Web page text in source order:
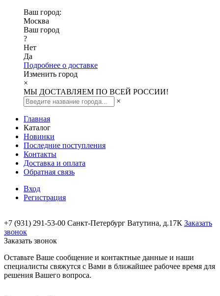
Ваш город:
Москва
Ваш город
?
Нет
Да
Подробнее о доставке
Изменить город
×
МЫ ДОСТАВЛЯЕМ ПО ВСЕЙ РОССИИ!
×
Главная
Каталог
Новинки
Последние поступления
Контакты
Доставка и оплата
Обратная связь
Вход
Регистрация
+7 (931) 291-53-00 Санкт-Петербург Ватутина, д.17К Заказать
звонок
Заказать звонок
Оставьте Ваше сообщение и контактные данные и наши
специалисты свяжутся с Вами в ближайшее рабочее время для
решения Вашего вопроса.